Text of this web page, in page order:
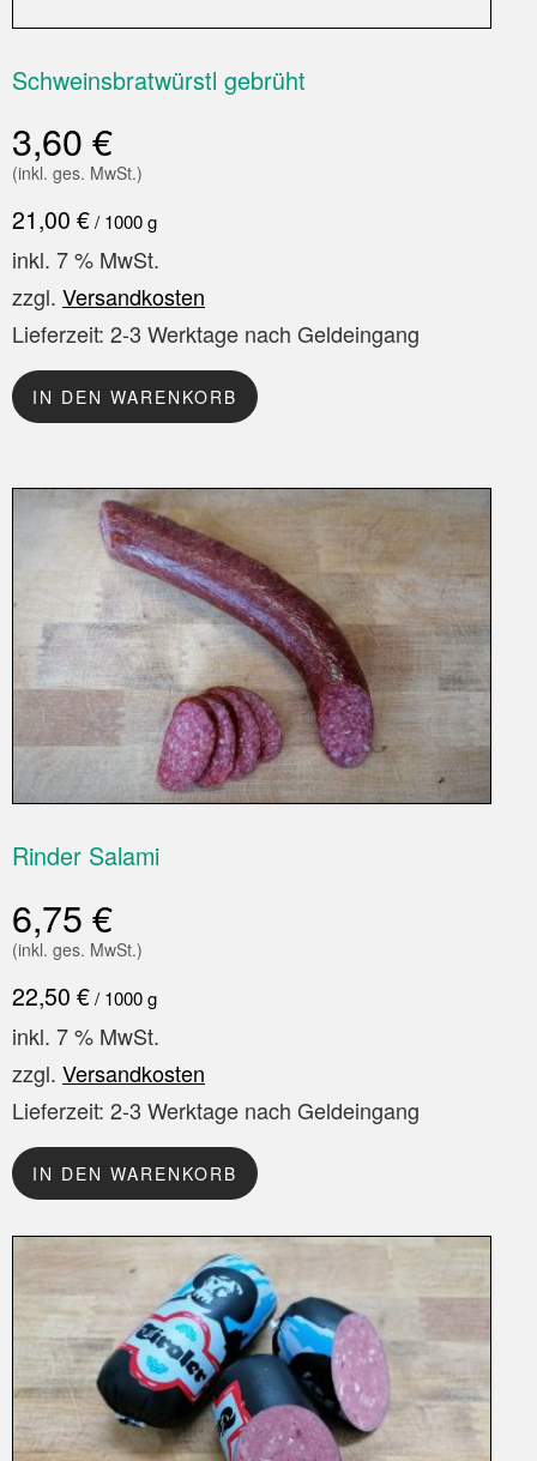
Schweinsbratwürstl gebrüht
3,60 €
(inkl. ges. MwSt.)
21,00 €/ 1000g
inkl. 7 % MwSt.
zzgl. Versandkosten
Lieferzeit: 2-3 Werktage nach Geldeingang
IN DEN WARENKORB
Rinder Salami
6,75 €
(inkl. ges. MwSt.)
22,50 €/ 1000g
inkl. 7 % MwSt.
zzgl. Versandkosten
Lieferzeit: 2-3 Werktage nach Geldeingang
IN DEN WARENKORB